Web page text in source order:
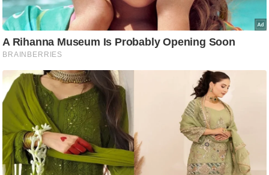
मा
/
ध
र्म
स्थ
ल
व्र
त
त्यो
हा
र